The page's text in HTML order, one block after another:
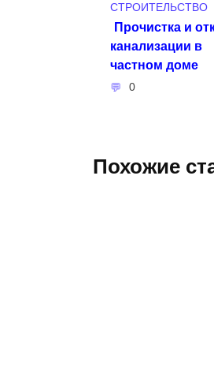
СТРОИТЕЛЬСТВО
Прочистка и
канализации в
частном доме
0
Похожие